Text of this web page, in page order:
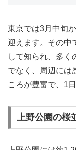
東京では3月中旬
迎えます。その中
して知られ、多く
でなく、周辺には
ころが豊富で、1
上野公園の桜